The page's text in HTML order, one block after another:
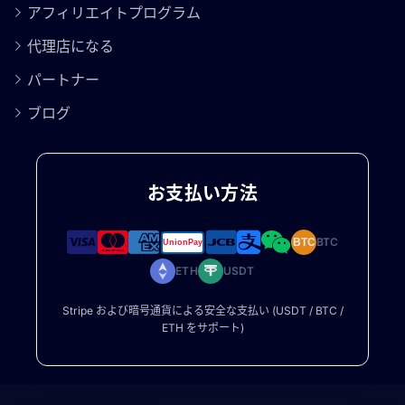
アフィリエイトプログラム
代理店になる
パートナー
ブログ
お支払い方法
BTCBTC
ETH USDT
Stripe および暗号通貨による安全な支払い (USDT / BTC /
ETH をサポート)